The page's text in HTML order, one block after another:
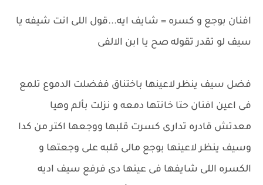
افنان بوجع و كسره = شايف ايه...قول اللى انت شيفه يا
سيف لو تقدر تقوله صح يا ابن الالفى
فضل سيف ينظر لاعينها باختناق ففضلت الدموع تلمع
فى اعين افنان حتا خانتها دمعه و نزلت بألم وهيا
معدتش قادره تدارى كسرت قلبها ووجعها اكتر من كدا
وسيف ينظر لاعينها بوجع مالى قلبه على وجعتها و
الكسره اللى شايفها فى عينها دى فرفع سيف اديه